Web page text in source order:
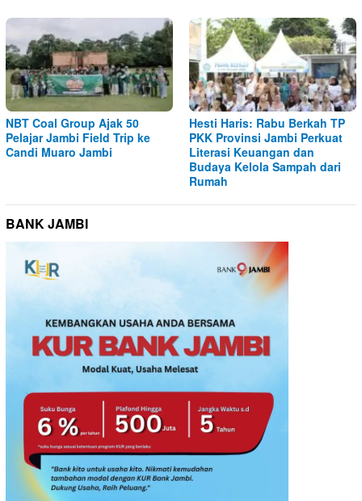
NBT Coal Group Ajak 50
Pelajar Jambi Field Trip ke
Candi Muaro Jambi
Hesti Haris: Rabu Berkah TP
PKK Provinsi Jambi Perkuat
Literasi Keuangan dan
Budaya Kelola Sampah dari
Rumah
BANK JAMBI